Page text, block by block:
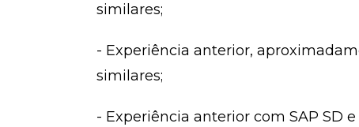
similares;
- Experiência anterior,
similares;
- Experiência anterior com SAP SD